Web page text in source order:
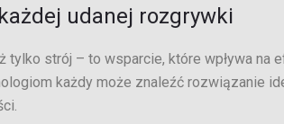
udanej rozgrywki
tylko strój – to wsparcie, które wpływa na
każdy może znaleźć rozwiązanie